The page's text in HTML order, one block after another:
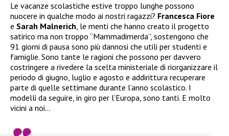
Le vacanze scolastiche estive troppo lunghe possono
nuocere in qualche modo ai nostri ragazzi? Francesca Fiore
e Sarah Malnerich, le menti che hanno creato il progetto
satirico ma non troppo “Mammadimerda”, sostengono che
91 giorni di pausa sono più dannosi che utili per studenti e
famiglie. Sono tante le ragioni che possono per davvero
costringere a rivedere la scelta ministeriale di riorganizzare il
periodo di giugno, luglio e agosto e addirittura recuperare
parte di quelle settimane durante l’anno scolastico. I
modelli da seguire, in giro per l’Europa, sono tanti. E molto
vicini a noi…